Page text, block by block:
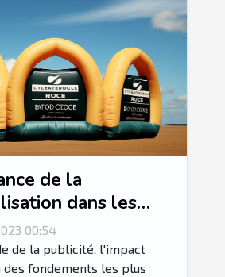
de la
dans les
00:54
de la publicité, l'impact
des fondements les plus